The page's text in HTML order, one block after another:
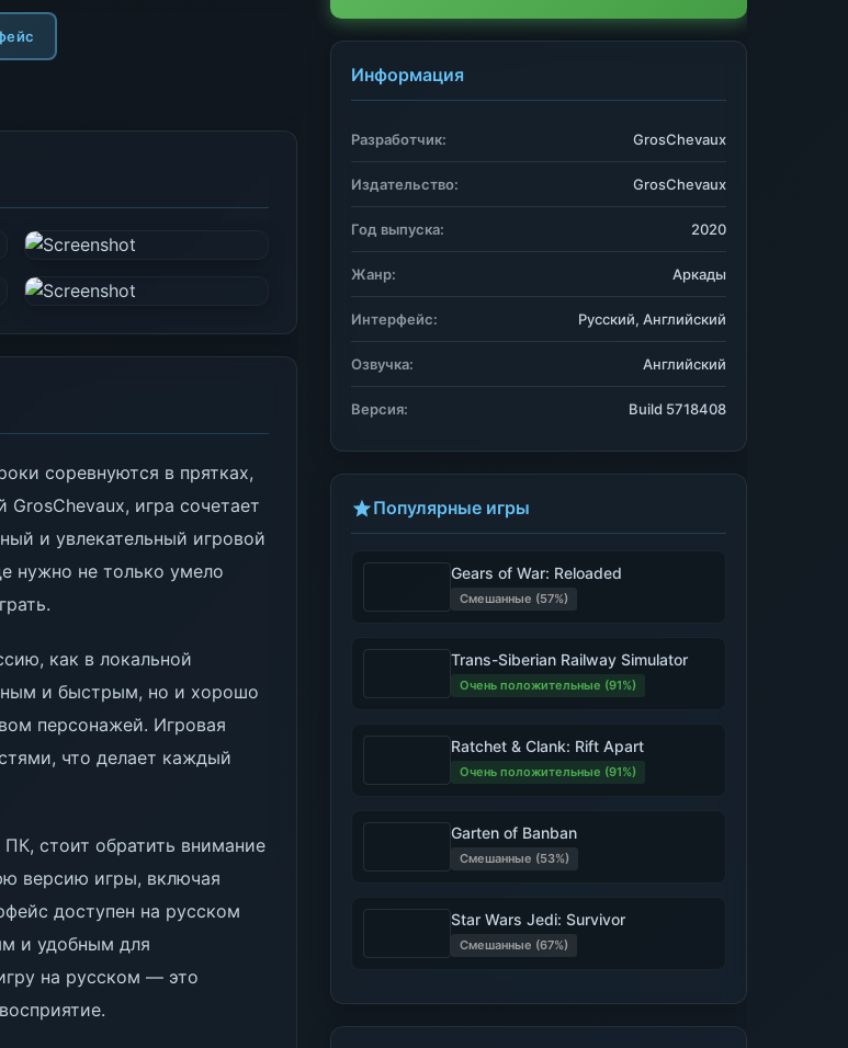
соревнуются в прятках,
игра сочетает
и увлекательный игровой
нужно не только умело
как в локальной
и быстрым, но и хорошо
персонажей. Игровая
что делает каждый
стоит обратить внимание
версию игры, включая
доступен на русском
и удобным для
на русском — это
Информация
Разработчик: GrosChevaux
Издательство: GrosChevaux
Год выпуска: 2020
Жанр: Аркады
Интерфейс: Русский, Английский
Озвучка: Английский
Версия: Build 5718408
Популярные игры
Gears of War: Reloaded
Смешанные (57%)
Trans-Siberian Railway Simulator
Очень положительные (91%)
Ratchet & Clank: Rift Apart
Очень положительные (91%)
Garten of Banban
Смешанные (53%)
Star Wars Jedi: Survivor
Смешанные (67%)